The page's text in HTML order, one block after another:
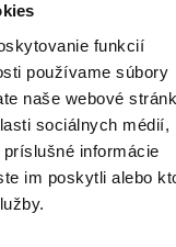
funkcií
používame súbory
naše webové
sociálnych médií,
informácie
im poskytli alebo
pásky